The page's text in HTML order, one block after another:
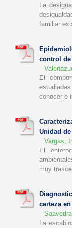
La
familiar
control de
El
conocer e
Unidad
Vargas,
El
muy
certeza
La